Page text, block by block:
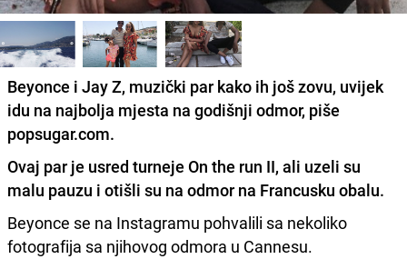
Beyonce i Jay Z, muzički par kako ih još zovu, uvijek
idu na najbolja mjesta na godišnji odmor, piše
popsugar.com.
Ovaj par je usred turneje On the run II, ali uzeli su
malu pauzu i otišli su na odmor na Francusku obalu.
Beyonce se na Instagramu pohvalili sa nekoliko
fotografija sa njihovog odmora u Cannesu.